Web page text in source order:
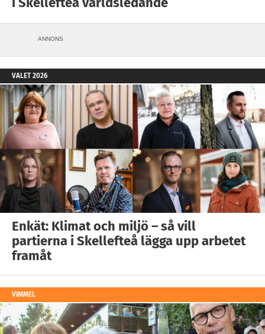
ANNONS
VALET 2026
Enkät: Klimat och miljö – så vill
partierna i Skellefteå lägga upp arbetet
framåt
VIMMEL